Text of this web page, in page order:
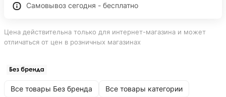
Самовывоз сегодня - бесплатно
Цена действительна только для интернет-магазина и может
отличаться от цен в розничных магазинах
Все товары Без бренда Все товары категории